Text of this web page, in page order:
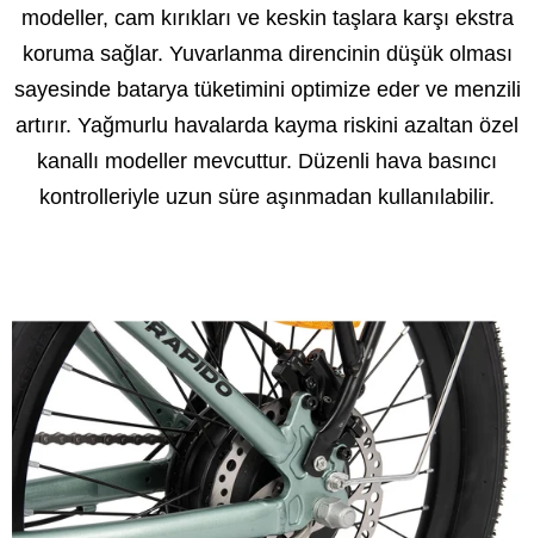
modeller, cam kırıkları ve keskin taşlara karşı ekstra
koruma sağlar. Yuvarlanma direncinin düşük olması
sayesinde batarya tüketimini optimize eder ve menzili
artırır. Yağmurlu havalarda kayma riskini azaltan özel
kanallı modeller mevcuttur. Düzenli hava basıncı
kontrolleriyle uzun süre aşınmadan kullanılabilir.